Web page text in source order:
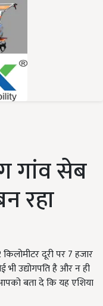
गांव सेब
रहा
दूरी पर 7 हजार
उद्योगपति है और न ही
बता दे कि यह एशिया